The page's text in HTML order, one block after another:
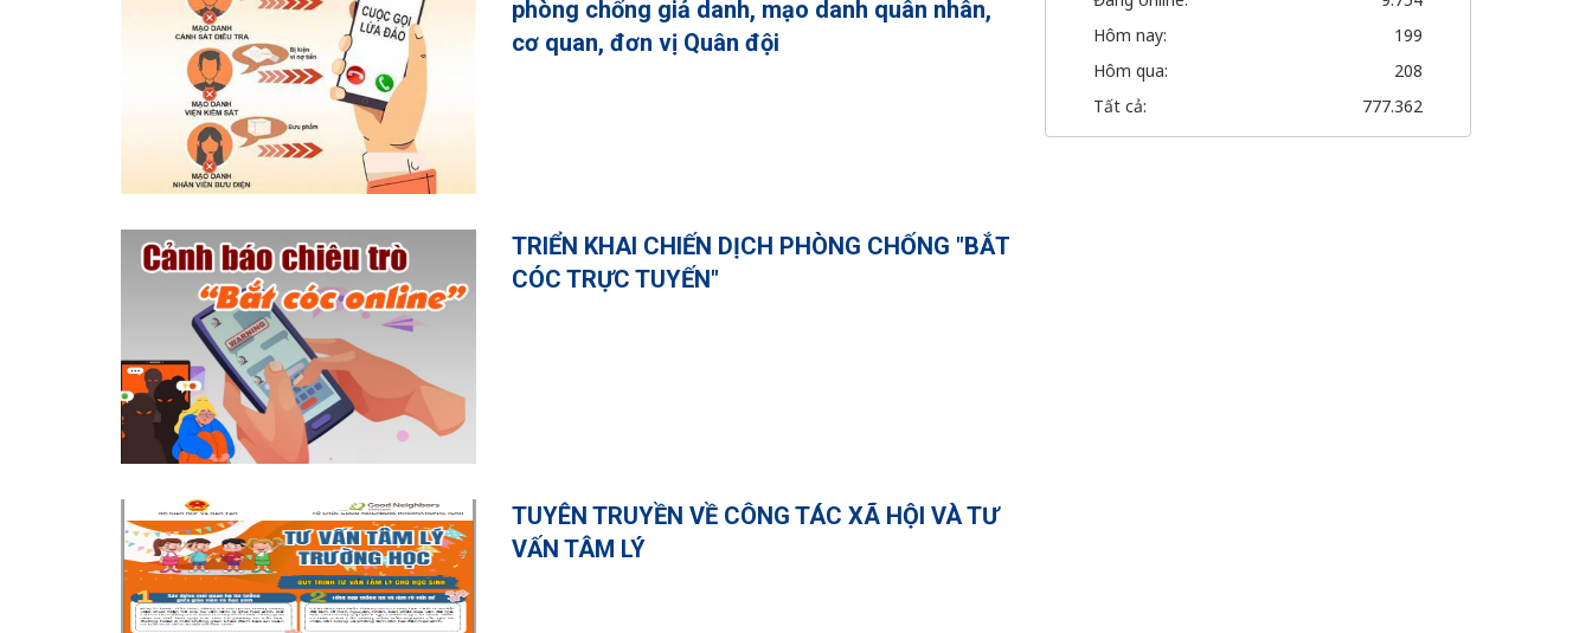
phòng chống giả danh, mạo danh quân nhân,
cơ quan, đơn vị Quân đội
TRIỂN KHAI CHIẾN DỊCH PHÒNG CHỐNG "BẮT
CÓC TRỰC TUYẾN"
TUYÊN TRUYỀN VỀ CÔNG TÁC XÃ HỘI VÀ TƯ
VẤN TÂM LÝ
Hôm nay:
199
Hôm qua:
208
Tất cả:
777.362